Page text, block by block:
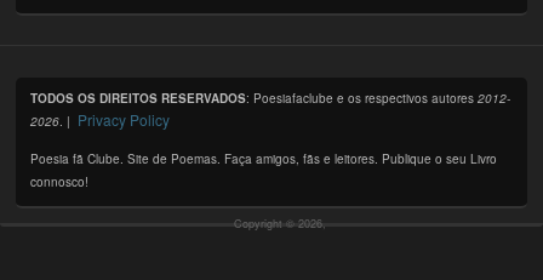
TODOS OS DIREITOS RESERVADOS: Poesiafaclube e os respectivos autores2012-
2026. | Privacy Policy
Poesia fã Clube. Site de Poemas. Faça amigos, fãs e leitores. Publique o seu Livro
connosco!
Copyright © 2026,